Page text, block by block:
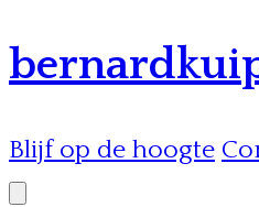
Blijf op de hoogte